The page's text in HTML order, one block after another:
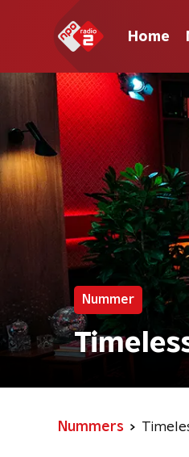
Home
Nummer
Nummers